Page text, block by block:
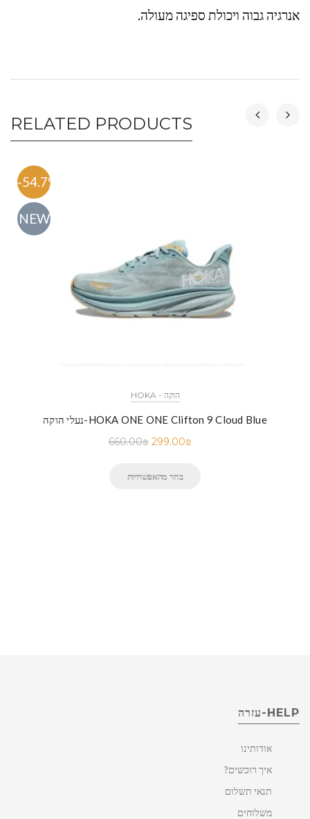
אנרגיה גבוה ויכולת ספיגה מעולה.
RELATED PRODUCTS
-54.7%
NEW
HOKA - הוקה
נעלי הוקה-HOKA ONE ONE Clifton 9 Cloud Blue
660.00₪ 299.00₪
בחר מהאפשרויות
HELP-עזרה
אודותינו
איך רוכשים?
תנאי תשלום
משלוחים